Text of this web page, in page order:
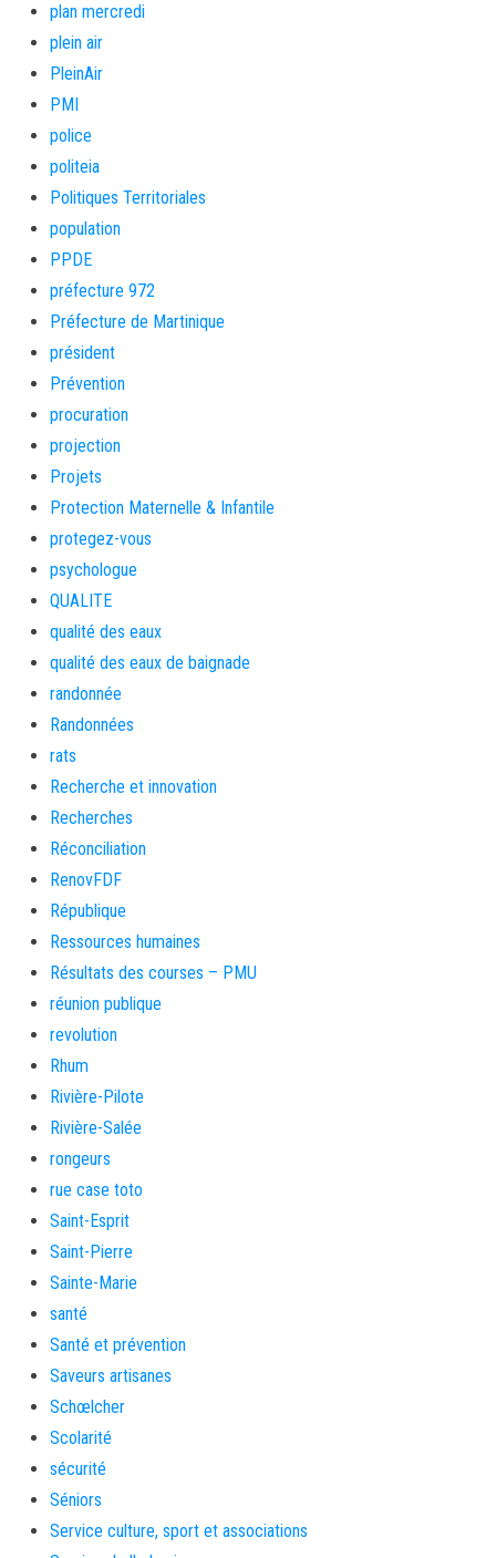
plan mercredi
plein air
PleinAir
PMI
police
politeia
Politiques Territoriales
population
PPDE
préfecture 972
Préfecture de Martinique
président
Prévention
procuration
projection
Projets
Protection Maternelle & Infantile
protegez-vous
psychologue
QUALITE
qualité des eaux
qualité des eaux de baignade
randonnée
Randonnées
rats
Recherche et innovation
Recherches
Réconciliation
RenovFDF
République
Ressources humaines
Résultats des courses – PMU
réunion publique
revolution
Rhum
Rivière-Pilote
Rivière-Salée
rongeurs
rue case toto
Saint-Esprit
Saint-Pierre
Sainte-Marie
santé
Santé et prévention
Saveurs artisanes
Schœlcher
Scolarité
sécurité
Séniors
Service culture, sport et associations